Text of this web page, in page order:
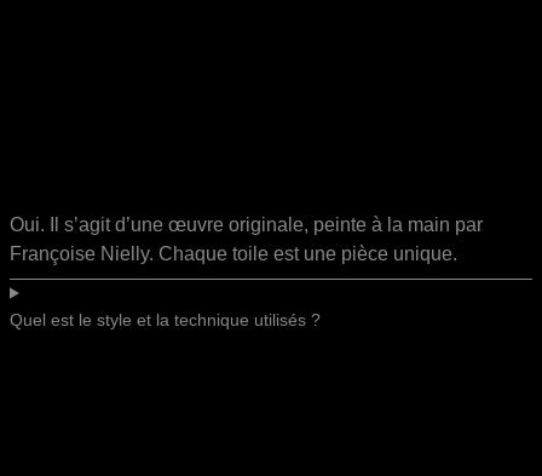
Oui. Il s’agit d’une œuvre originale, peinte à la main par
Françoise Nielly. Chaque toile est une pièce unique.
Quel est le style et la technique utilisés ?